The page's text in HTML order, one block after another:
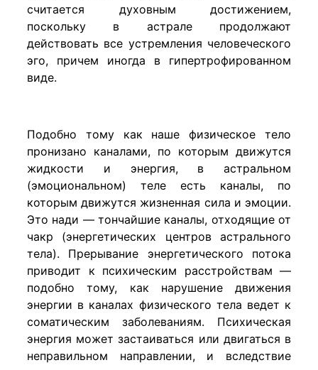
считается духовным достижением,
поскольку в астрале продолжают
действовать все устремления человеческого
эго, причем иногда в гипертрофированном
виде.
Подобно тому как наше физическое тело
пронизано каналами, по которым движутся
жидкости и энергия, в астральном
(эмоциональном) теле есть каналы, по
которым движутся жизненная сила и эмоции.
Это нади — тончайшие каналы, отходящие от
чакр (энергетических центров астрального
тела). Прерывание энергетического потока
приводит к психическим расстройствам —
подобно тому, как нарушение движения
энергии в каналах физического тела ведет к
соматическим заболеваниям. Психическая
энергия может застаиваться или двигаться в
неправильном направлении, и вследствие